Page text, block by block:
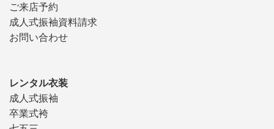
ご来店予約
成人式振袖資料請求
お問い合わせ
レンタル衣装
成人式振袖
卒業式袴